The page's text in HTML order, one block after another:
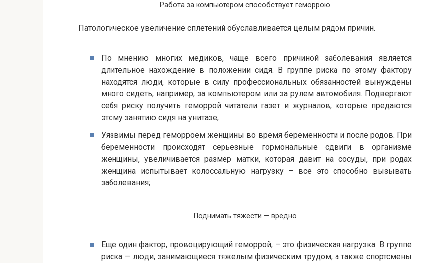
Работа за компьютером способствует геморрою
Патологическое увеличение сплетений обуславливается целым рядом причин.
По мнению многих медиков, чаще всего причиной заболевания является
длительное нахождение в положении сидя. В группе риска по этому фактору
находятся люди, которые в силу профессиональных обязанностей вынуждены
много сидеть, например, за компьютером или за рулем автомобиля. Подвергают
себя риску получить геморрой читатели газет и журналов, которые предаются
этому занятию сидя на унитазе;
Уязвимы перед геморроем женщины во время беременности и после родов. При
беременности происходят серьезные гормональные сдвиги в организме
женщины, увеличивается размер матки, которая давит на сосуды, при родах
женщина испытывает колоссальную нагрузку – все это способно вызывать
заболевания;
Поднимать тяжести — вредно
Еще один фактор, провоцирующий геморрой, – это физическая нагрузка. В группе
риска — люди, занимающиеся тяжелым физическим трудом, а также спортсмены